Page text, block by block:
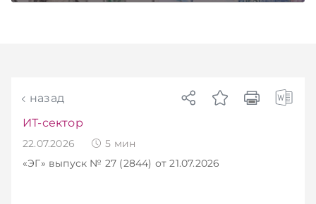
назад
ИТ-сектор
22.07.2026 5 мин
«ЭГ» выпуск № 27 (2844) от 21.07.2026